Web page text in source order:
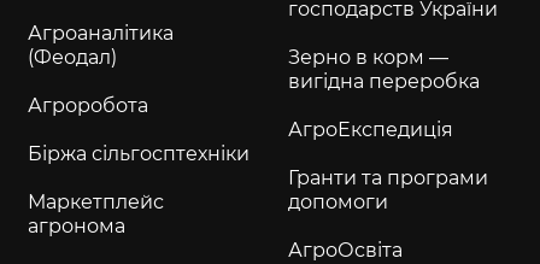
Агроаналітика
(Феодал)
Агроробота
Біржа сільгосптехніки
Маркетплейс
агронома
господарств України
Зерно в корм —
вигідна переробка
АгроЕкспедиція
Гранти та програми
допомоги
АгроОсвіта